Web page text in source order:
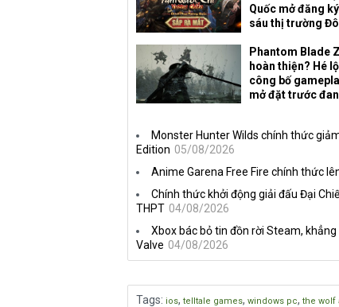
Quốc mở đăng
sáu thị trường
Phantom Blade
hoàn thiện? Hé
công bố
mở đặt trước
Monster Hunter Wilds chính thức
Edition 05/08/2026
Anime Garena Free Fire chính thức
Chính thức khởi động giải đấu Đại
THPT 04/08/2026
Xbox bác bỏ tin đồn rời Steam,
Valve 04/08/2026
Tags: ios, telltale games, windows pc, the wolf